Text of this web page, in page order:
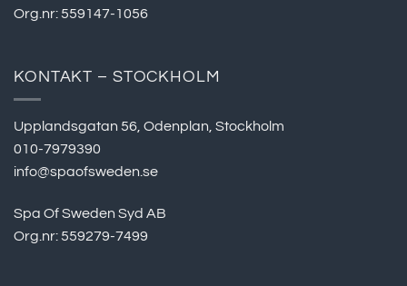
Org.nr: 559147-1056
KONTAKT – STOCKHOLM
Upplandsgatan 56, Odenplan, Stockholm
010-7979390
info@spaofsweden.se
Spa Of Sweden Syd AB
Org.nr: 559279-7499